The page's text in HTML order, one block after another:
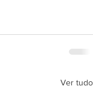
Ver tudo